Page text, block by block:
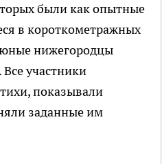
были как опытные
в короткометражных
юные нижегородцы
участники
показывали
заданные им